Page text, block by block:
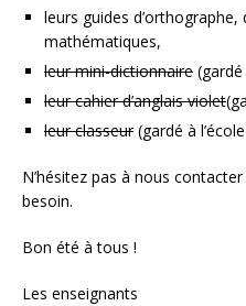
leurs guides
mathématiques,
leur mini-dictionnaire (gardé
leur cahier d’anglais violet
leur classeur(gardé à
N’hésitez pas à nous
besoin.
Bon été à tous !
Les enseignants